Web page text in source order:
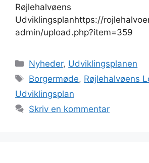
Røjlehalvøens
Udviklingsplanhttps://
admin/upload.php?item=359
Kategorier
Nyheder, Udviklingsplanen
Tags
Borgermøde, Røjlehalvøens
Udviklingsplan
Skriv en kommentar